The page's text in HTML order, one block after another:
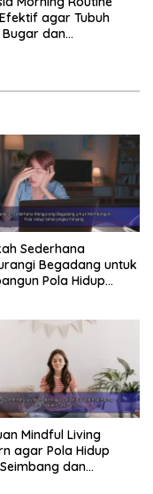
agar Tubuh
Bugar dan
Sederhana
Begadang untuk
Pola Hidup
Mindful Living
agar Pola Hidup
dan